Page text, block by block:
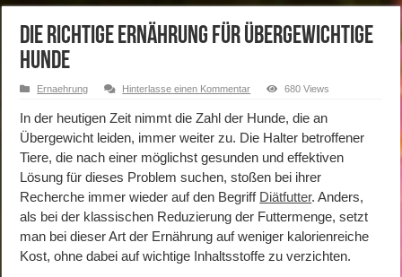
Die richtige Ernährung für übergewichtige
Hunde
Ernaehrung Hinterlasse einen Kommentar 680 Views
In der heutigen Zeit nimmt die Zahl der Hunde, die an
Übergewicht leiden, immer weiter zu. Die Halter betroffener
Tiere, die nach einer möglichst gesunden und effektiven
Lösung für dieses Problem suchen, stoßen bei ihrer
Recherche immer wieder auf den Begriff Diätfutter. Anders,
als bei der klassischen Reduzierung der Futtermenge, setzt
man bei dieser Art der Ernährung auf weniger kalorienreiche
Kost, ohne dabei auf wichtige Inhaltsstoffe zu verzichten.